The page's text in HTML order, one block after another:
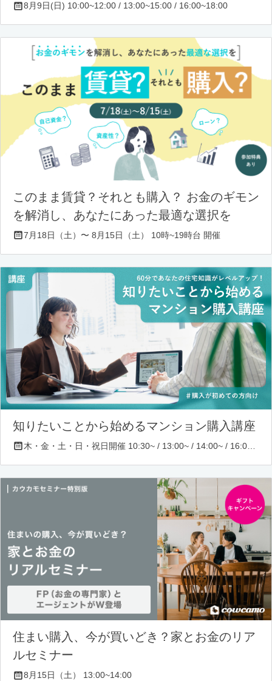
8月9日(日) 10:00~12:00 / 13:00~15:00 / 16:00~18:00
このまま賃貸？それとも購入？ お金のギモン
を解消し、あなたにあった最適な選択を
7月18日（土）〜 8月15日（土） 10時~19時台 開催
知りたいことから始めるマンション購入講座
住まい購入、今が買いどき？家とお金のリア
ルセミナー
8月15日（土） 13:00~14:00